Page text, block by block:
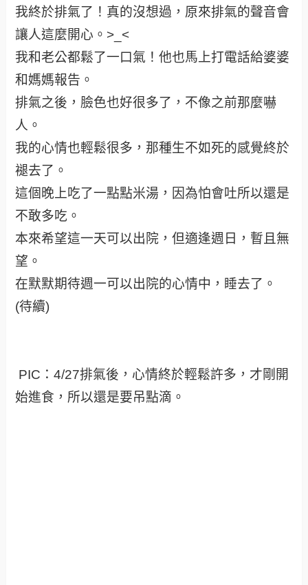
我終於排氣了！真的沒想過，原來排氣的聲音會
讓人這麼開心。>_<
我和老公都鬆了一口氣！他也馬上打電話給婆婆
和媽媽報告。
排氣之後，臉色也好很多了，不像之前那麼嚇
人。
我的心情也輕鬆很多，那種生不如死的感覺終於
褪去了。
這個晚上吃了一點點米湯，因為怕會吐所以還是
不敢多吃。
本來希望這一天可以出院，但適逢週日，暫且無
望。
在默默期待週一可以出院的心情中，睡去了。
(待續)
PIC：4/27排氣後，心情終於輕鬆許多，才剛開
始進食，所以還是要吊點滴。